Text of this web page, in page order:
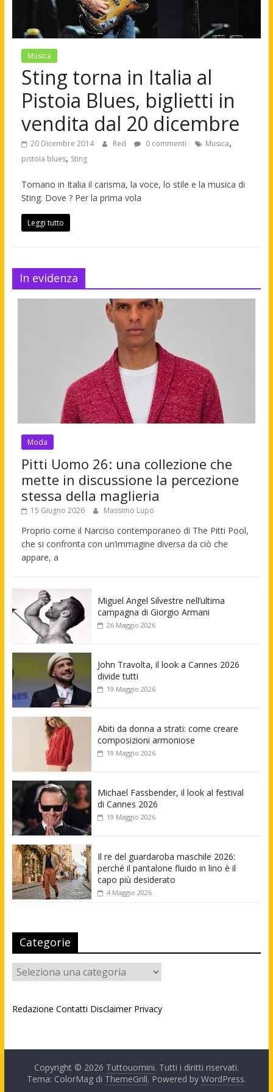
Musica
Sting torna in Italia al
Pistoia Blues, biglietti in
vendita dal 20 dicembre
20 Dicembre 2014 Red 0 commenti Musica,
pistoia blues, Sting
Tornano in Italia il carisma, la voce, lo stile e la musica di
Sting. Dove ? Per la prima vola
Leggi tutto
In evidenza
Moda
Pitti Uomo 26: una collezione che
mette in discussione la percezione
stessa della maglieria
15 Giugno 2026 Massimo Lupo
Proprio come il Narciso contemporaneo di The Pitti Pool,
che si confronta con un’immagine diversa da ciò che
appare, a
Miguel Angel Silvestre nell’ultima
campagna di Giorgio Armani
26 Maggio 2026
John Travolta, il look a Cannes 2026
divide tutti
19 Maggio 2026
Abiti da donna a strati: come creare
composizioni armoniose
19 Maggio 2026
Michael Fassbender, il look al festival
di Cannes 2026
19 Maggio 2026
Il re del guardaroba maschile 2026:
perché il pantalone fluido in lino è il
capo più desiderato
4 Maggio 2026
Categorie
Categorie
Redazione Contatti Disclaimer Privacy
Copyright © 2026 Tuttouomini. Tutti i diritti riservati.
Tema: ColorMag di ThemeGrill. Powered by WordPress.